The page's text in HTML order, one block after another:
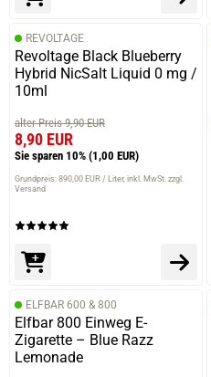
REVOLTAGE
Revoltage Black Blueberry
Hybrid NicSalt Liquid 0 mg /
10ml
alter Preis 9,90 EUR
8,90 EUR
Sie sparen 10% (1,00 EUR)
Grundpreis: 890,00 EUR / Liter inkl. MwSt. zzgl.
Versand
ELFBAR 600 & 800
Elfbar 800 Einweg E-
Zigarette – Blue Razz
Lemonade